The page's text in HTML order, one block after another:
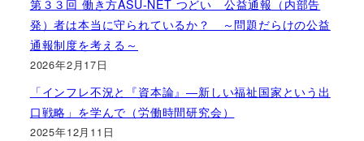
第３３回 働き方ASU-NET つどい 公益通報（内部告
発）者は本当に守られているか？ ～問題だらけの公益
通報制度を考える～
2026年2月17日
「インフレ不況と『資本論』―新しい福祉国家という出
口戦略」を学んで（労働時間研究会）
2025年12月11日